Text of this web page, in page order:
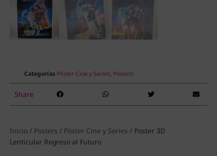
Categorías Póster Cine y Series, Posters
Share
Inicio / Posters / Póster Cine y Series / Poster 3D
Lenticular Regreso al Futuro